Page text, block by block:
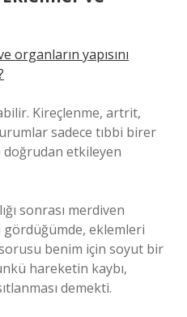
organların yapısını
Kireçlenme, artrit,
sadece tıbbi birer
doğrudan etkileyen
sonrası merdiven
gördüğümde, eklemleri
benim için soyut bir
hareketin kaybı,
demekti.